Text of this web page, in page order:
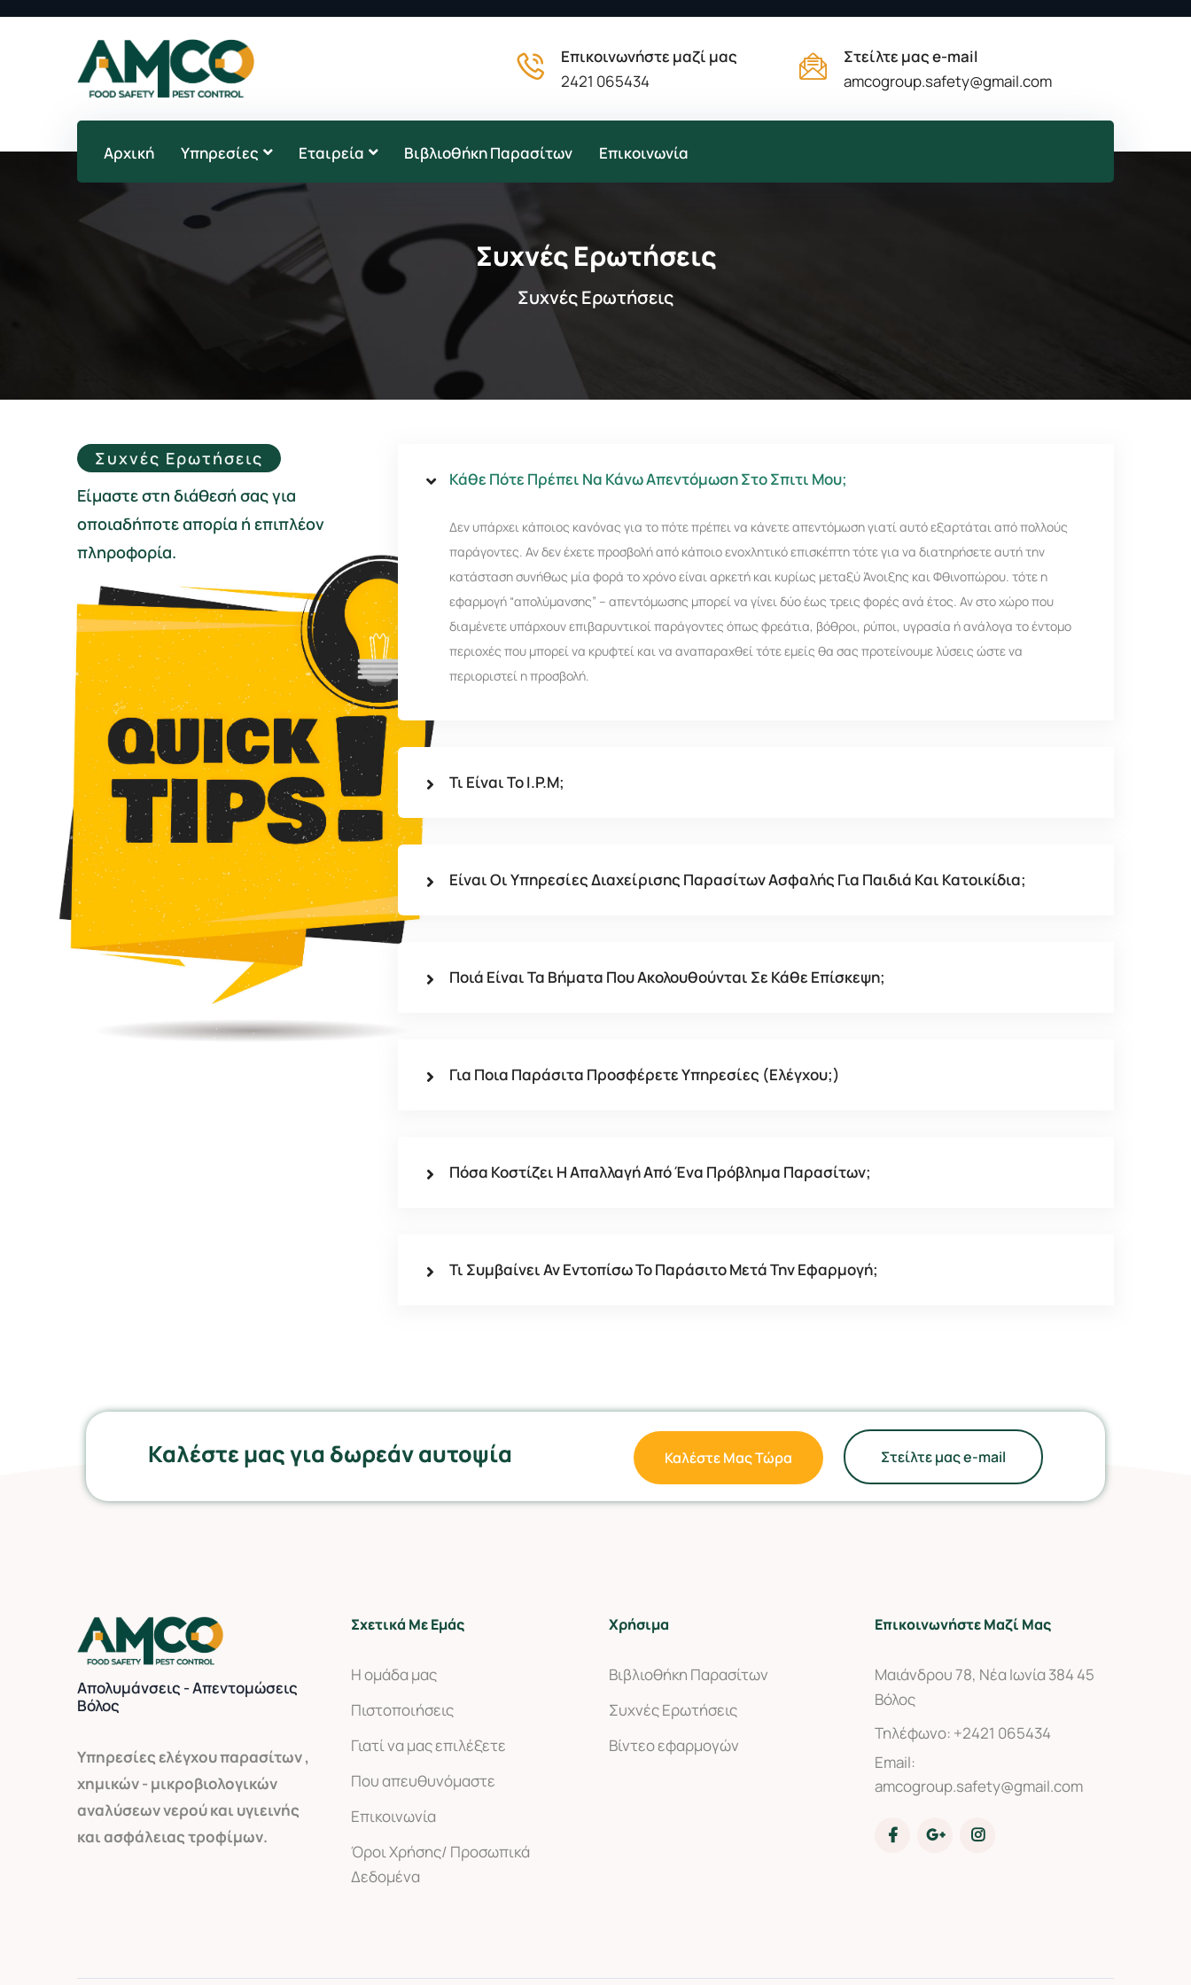
Επικοινωνήστε μαζί μας
2421 065434
Στείλτε μας e-mail
amcogroup.safety@gmail.com
Αρχική Υπηρεσίες Εταιρεία Βιβλιοθήκη Παρασίτων Επικοινωνία
Συχνές Ερωτήσεις
Συχνές Ερωτήσεις
Συχνές Ερωτήσεις
Είμαστε στη διάθεσή σας για
οποιαδήποτε απορία ή επιπλέον
πληροφορία.
Κάθε Πότε Πρέπει Να Κάνω Απεντόμωση Στο Σπιτι Μου;
Δεν υπάρχει κάποιος κανόνας για το πότε πρέπει να κάνετε απεντόμωση γιατί αυτό εξαρτάται από πολλούς
παράγοντες. Αν δεν έχετε προσβολή από κάποιο ενοχλητικό επισκέπτη τότε για να διατηρήσετε αυτή την
κατάσταση συνήθως μία φορά το χρόνο είναι αρκετή και κυρίως μεταξύ Άνοιξης και Φθινοπώρου. τότε η
εφαρμογή “απολύμανσης” – απεντόμωσης μπορεί να γίνει δύο έως τρεις φορές ανά έτος. Αν στο χώρο που
διαμένετε υπάρχουν επιβαρυντικοί παράγοντες όπως φρεάτια, βόθροι, ρύποι, υγρασία ή ανάλογα το έντομο
περιοχές που μπορεί να κρυφτεί και να αναπαραχθεί τότε εμείς θα σας προτείνουμε λύσεις ώστε να
περιοριστεί η προσβολή.
Τι Είναι Το I.P.M;
Είναι Οι Υπηρεσίες Διαχείρισης Παρασίτων Ασφαλής Για Παιδιά Και Κατοικίδια;
Ποιά Είναι Τα Βήματα Που Ακολουθούνται Σε Κάθε Επίσκεψη;
Για Ποια Παράσιτα Προσφέρετε Υπηρεσίες (ελέγχου;)
Πόσα Κοστίζει Η Απαλλαγή Από Ένα Πρόβλημα Παρασίτων;
Τι Συμβαίνει Αν Εντοπίσω Το Παράσιτο Μετά Την Εφαρμογή;
Καλέστε μας για δωρεάν αυτοψία Καλέστε Μας Τώρα Στείλτε μας e-mail
Απολυμάνσεις - Απεντομώσεις
Βόλος
Yπηρεσίες ελέγχου παρασίτων ,
χημικών - μικροβιολογικών
αναλύσεων νερού και υγιεινής
και ασφάλειας τροφίμων.
Σχετικά Με Εμάς
Η ομάδα μας
Πιστοποιήσεις
Γιατί να μας επιλέξετε
Που απευθυνόμαστε
Επικοινωνία
Όροι Χρήσης/ Προσωπικά
Δεδομένα
Χρήσιμα
Βιβλιοθήκη Παρασίτων
Συχνές Ερωτήσεις
Βίντεο εφαρμογών
Επικοινωνήστε Μαζί Μας
Μαιάνδρου 78, Νέα Ιωνία 384 45
Βόλος
Τηλέφωνο: +2421 065434
Email:
amcogroup.safety@gmail.com